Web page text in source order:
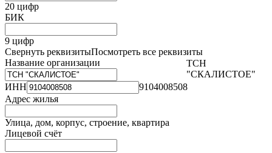
20 цифр
БИК
9 цифр
Свернуть реквизитыПосмотреть все реквизиты
Название организации
ТСН
"СКАЛИСТОЕ"
ИНН
9104008508
Адрес жилья
Улица, дом, корпус, строение, квартира
Лицевой счёт